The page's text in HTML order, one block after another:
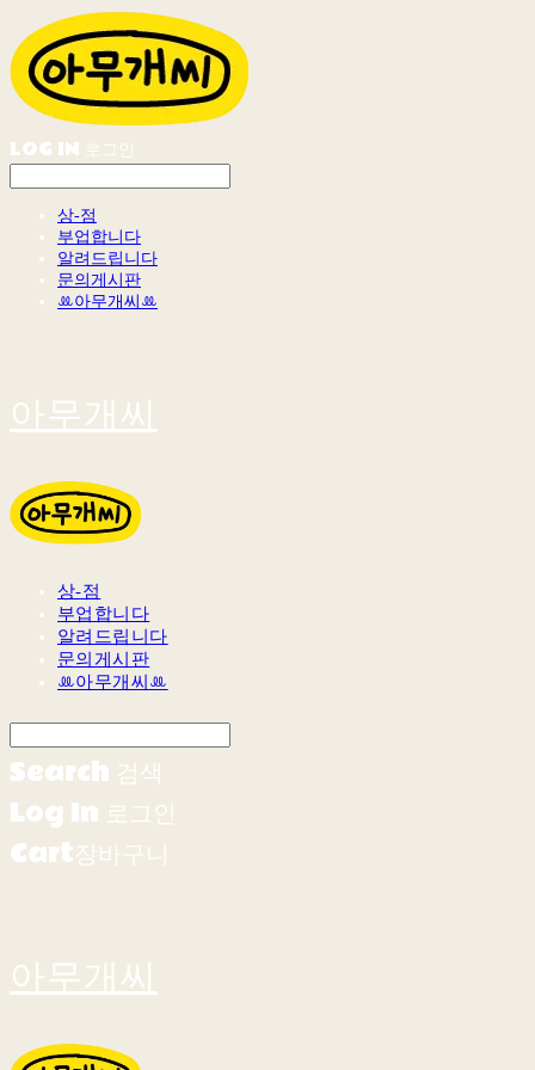
LOG IN 로그인
상-점
부업합니다
알려드립니다
문의게시판
ꔛ아무개씨ꔛ
아무개씨
상-점
부업합니다
알려드립니다
문의게시판
ꔛ아무개씨ꔛ
Search 검색
Log In 로그인
Cart장바구니
아무개씨